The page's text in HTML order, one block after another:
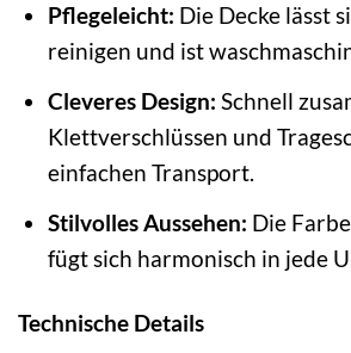
Pflegeleicht: Die Decke lässt
reinigen und ist
Cleveres Design: Schnell
Klettverschlüssen und
einfachen Transport.
Stilvolles Aussehen: Die
fügt sich harmonisch in jede
Technische Details